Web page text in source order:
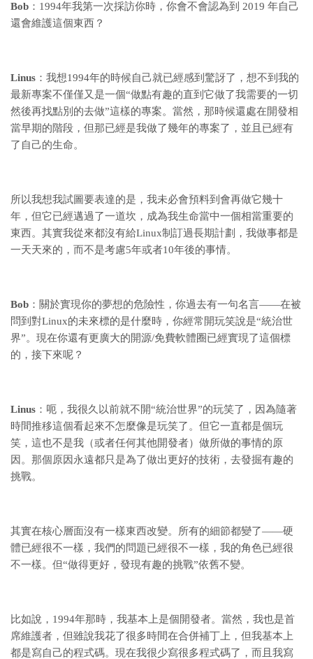
Bob ：1994年我第一次採訪你時，你會不會認為到 2019 年自己
還會維護這個東西？
Linus ：我想1994年的時候自己就已經感到驚訝了，想不到我的
最新專案不僅僅又是一個“做點有趣的直到它做了我需要的一切
然後再找點別的去做”這樣的專案。當然，那時候還處在開發相
當早期的階段，但那已經是我做了幾年的專案了，並且已經有
了自己的生命。
所以我想我試圖要表達的是，我未必會預料到會再做它幾十
年，但它已經邁過了一道坎，成為我生命當中一個相當重要的
東西。其實我從來都沒有給Linux制訂過長期計劃，我做事都是
一天天來的，而不是考慮5年或者10年後的事情。
Bob ：關於實現你的夢想的危險性，你過去有一句名言——在被
問到對Linux的未來標的是什麼時，你經常開玩笑說是“統治世
界”。現在你還有更廣大的開源/免費軟體圈已經實現了這個標
的，接下來呢？
Linus ：呃，我很久以前就不開“統治世界”的玩笑了，因為隨著
時間推移這個看起來不怎麼像是玩笑了。但它一直都是個玩
笑，這也不是我（或者任何其他開發者）做所做的事情的原
因。那個原因永遠都只是為了做出更好的技術，去發掘有趣的
挑戰。
其實在核心層面沒有一樣東西改變。所有的細節都變了——硬
體已經很不一樣，我們的問題已經很不一樣，我的角色已經很
不一樣。但“做得更好，發現有趣的挑戰”依舊不變。
比如說，1994年那時，我基本上是個開發者。當然，我也是首
席維護者，但雖說我花了很多時間在合併補丁上，但我基本上
都是寫自己的程式碼。現在我很少寫很多程式碼了，而且我寫